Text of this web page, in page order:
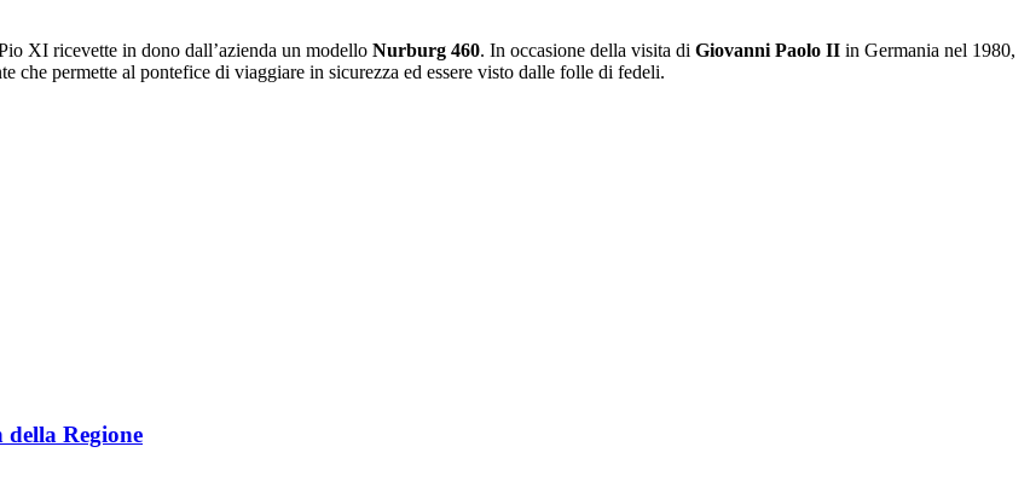
XI ricevette in dono dall’azienda un modello Nurburg 460. In occasione della visita di Giovanni Paolo II in Germania nel 1980,
che permette al pontefice di viaggiare in sicurezza ed essere visto dalle folle di fedeli.
Regione